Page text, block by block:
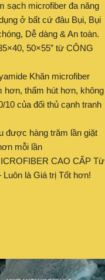
sạch microfiber đa năng
ở bất cứ đâu Bụi, Bụi
Dễ dàng & An toàn.
50×55” từ CÔNG
Khăn microfiber
thấm hút hơn, không
của đối thủ cạnh tranh
được hàng trăm lần giặt
mỗi lần
CAO CẤP Từ
là Giá trị Tốt hơn!